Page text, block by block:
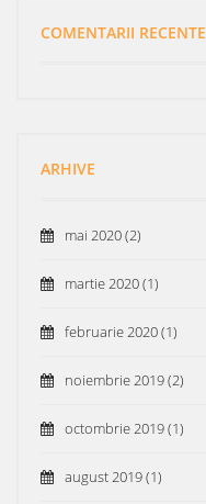
COMENTARII RECENTE
ARHIVE
mai 2020(2)
martie 2020(1)
februarie 2020(1)
noiembrie 2019(2)
octombrie 2019(1)
august 2019(1)